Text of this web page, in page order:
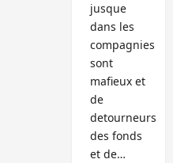
jusque
dans les
compagnies
sont
mafieux et
de
detourneurs
des fonds
et de…